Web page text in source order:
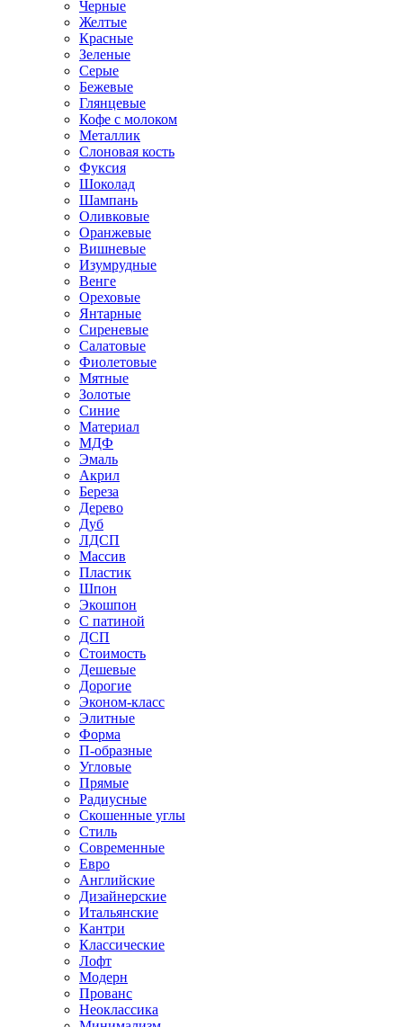
Черные
Желтые
Красные
Зеленые
Серые
Бежевые
Глянцевые
Кофе с молоком
Металлик
Слоновая кость
Фуксия
Шоколад
Шампань
Оливковые
Оранжевые
Вишневые
Изумрудные
Венге
Ореховые
Янтарные
Сиреневые
Салатовые
Фиолетовые
Мятные
Золотые
Синие
Материал
МДФ
Эмаль
Акрил
Береза
Дерево
Дуб
ЛДСП
Массив
Пластик
Шпон
Экошпон
С патиной
ДСП
Стоимость
Дешевые
Дорогие
Эконом-класс
Элитные
Форма
П-образные
Угловые
Прямые
Радиусные
Скошенные углы
Стиль
Современные
Евро
Английские
Дизайнерские
Итальянские
Кантри
Классические
Лофт
Модерн
Прованс
Неоклассика